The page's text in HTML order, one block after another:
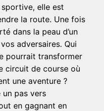
elle est
la route. Une fois
dans la peau d’un
adversaires. Qui
pourrait transformer
circuit de course où
une aventure ?
un pas vers
en gagnant en